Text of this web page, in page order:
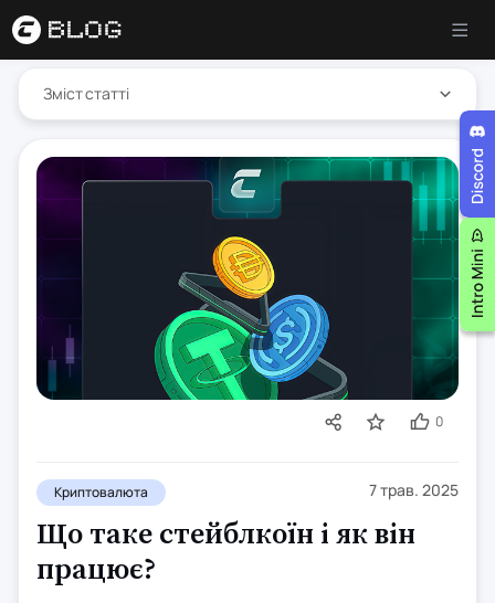
Зміст статті
Криптовалюта 7 трав. 2025
0
Що таке стейблкоїн і як він
працює?